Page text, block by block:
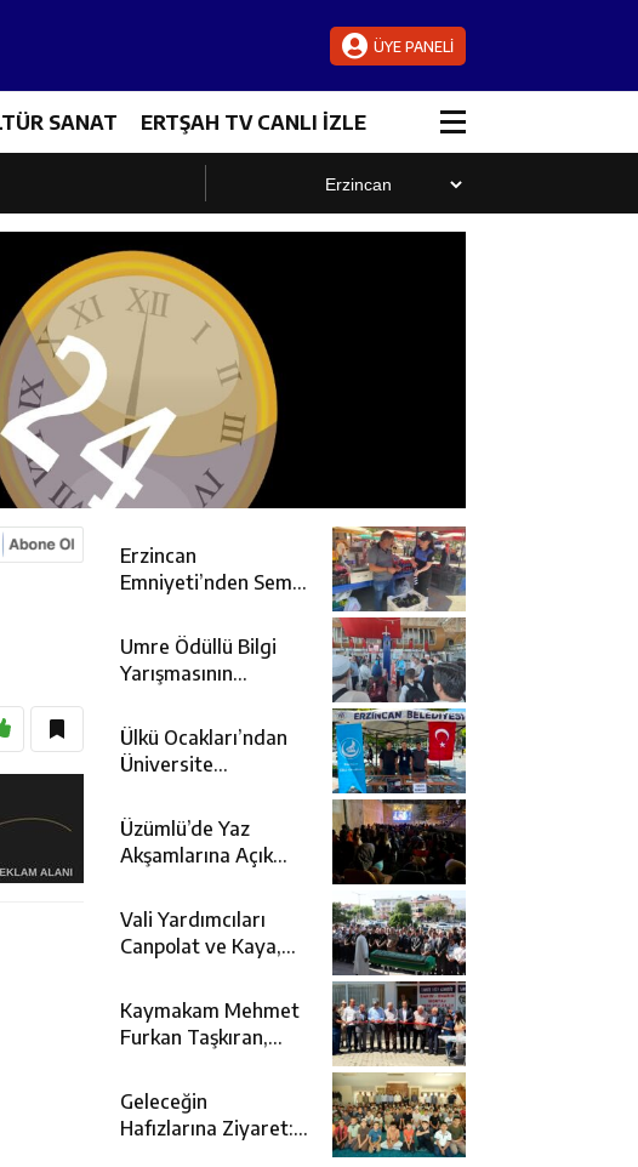
ÜYE PANELİ
SANAT ERTŞAH TV CANLI İZLE
Buluştu
Erzincan
Emniyeti’nden Semt
Bilgilendirme
Faaliyeti
Umre Ödüllü Bilgi
Yarışmasının
Topraklara
Uğurlandı
Ülkü Ocakları’ndan
Üniversite
Desteği
Üzümlü’de Yaz
Akşamlarına Açık
Kattı
Vali Yardımcıları
Canpolat ve Kaya,
Cenaze Törenine
Katıldı
Kaymakam Mehmet
Furkan Taşkıran,
Açılışına Katıldı
Geleceğin
Hafızlarına Ziyaret: